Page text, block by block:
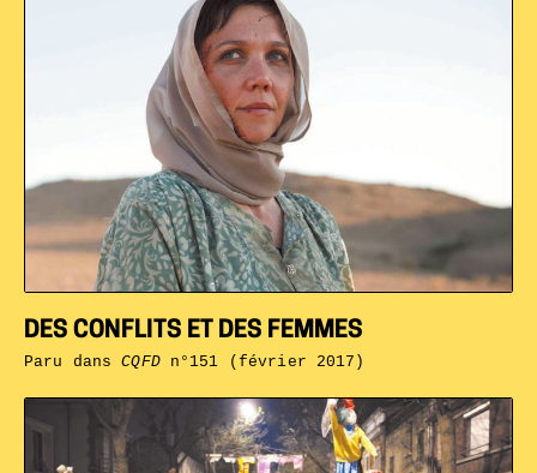
DES CONFLITS ET DES FEMMES
Paru dansCQFDn°151 (février 2017)